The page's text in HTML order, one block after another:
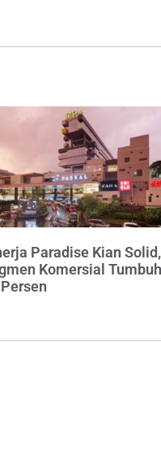
Paradise Kian Solid,
Komersial Tumbuh